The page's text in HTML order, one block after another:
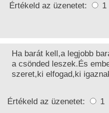
Értékeld az üzenetet: 1
Ha barát kell,a legjobb
a csönded leszek.És
szeret,ki elfogad,ki
Értékeld az üzenetet: 1